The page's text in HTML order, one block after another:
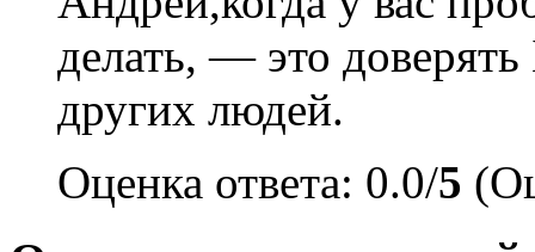
делать, — это
других людей.
Оценка ответа: 0.0/5